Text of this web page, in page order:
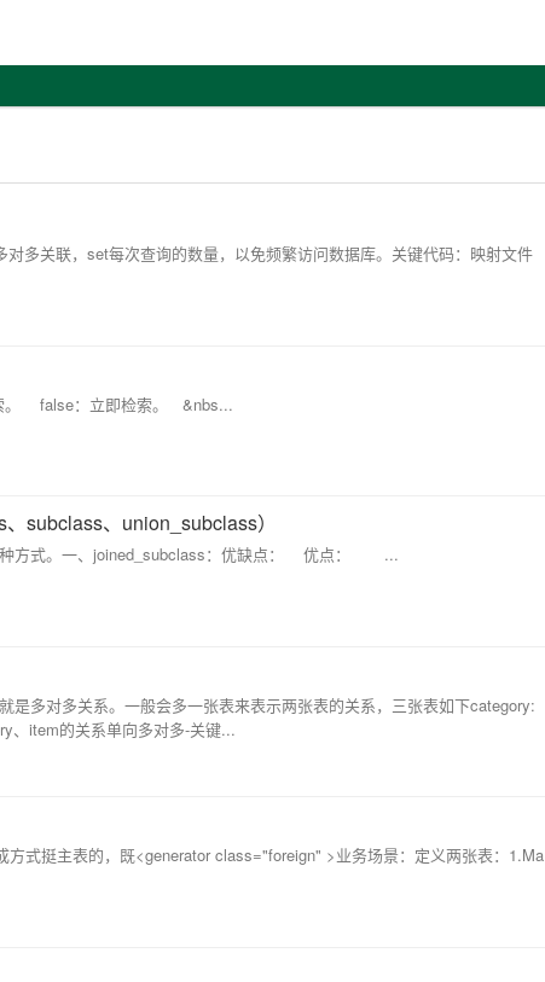
多关联，set每次查询的数量，以免频繁访问数据库。关键代码：映射文件
。 false：立即检索。 &nbs...
subclass、union_subclass）
种方式。一、joined_subclass：优缺点： 优点： ...
是多对多关系。一般会多一张表来表示两张表的关系，三张表如下category:
、item的关系单向多对多-关键...
式挺主表的，既<generator class="foreign" >业务场景：定义两张表：1.Ma